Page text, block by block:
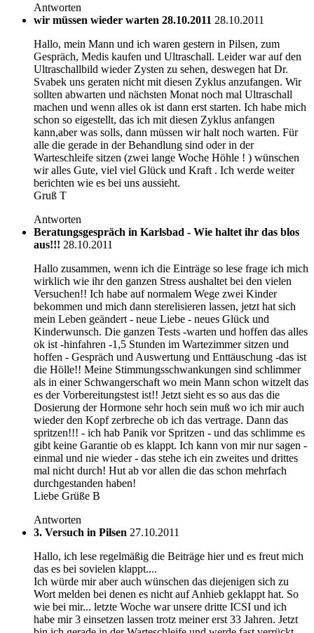
Antworten
wir müssen wieder warten 28.10.2011 28.10.2011
Hallo, mein Mann und ich waren gestern in Pilsen, zum
Gespräch, Medis kaufen und Ultraschall. Leider war auf den
Ultraschallbild wieder Zysten zu sehen, deswegen hat Dr.
Svabek uns geraten nicht mit diesen Zyklus anzufangen. Wir
sollten abwarten und nächsten Monat noch mal Ultraschall
machen und wenn alles ok ist dann erst starten. Ich habe mich
schon so eigestellt, das ich mit diesen Zyklus anfangen
kann,aber was solls, dann müssen wir halt noch warten. Für
alle die gerade in der Behandlung sind oder in der
Warteschleife sitzen (zwei lange Woche Höhle ! ) wünschen
wir alles Gute, viel viel Glück und Kraft . Ich werde weiter
berichten wie es bei uns aussieht.
Gruß T
Antworten
Beratungsgespräch in Karlsbad - Wie haltet ihr das blos
aus!!! 28.10.2011
Hallo zusammen, wenn ich die Einträge so lese frage ich mich
wirklich wie ihr den ganzen Stress aushaltet bei den vielen
Versuchen!! Ich habe auf normalem Wege zwei Kinder
bekommen und mich dann sterelisieren lassen, jetzt hat sich
mein Leben geändert - neue Liebe - neues Glück und
Kinderwunsch. Die ganzen Tests -warten und hoffen das alles
ok ist -hinfahren -1,5 Stunden im Wartezimmer sitzen und
hoffen - Gespräch und Auswertung und Enttäuschung -das ist
die Hölle!! Meine Stimmungsschwankungen sind schlimmer
als in einer Schwangerschaft wo mein Mann schon witzelt das
es der Vorbereitungstest ist!! Jetzt sieht es so aus das die
Dosierung der Hormone sehr hoch sein muß wo ich mir auch
wieder den Kopf zerbreche ob ich das vertrage. Dann das
spritzen!!! - ich hab Panik vor Spritzen - und das schlimme es
gibt keine Garantie ob es klappt. Ich kann von mir nur sagen -
einmal und nie wieder - das stehe ich ein zweites und drittes
mal nicht durch! Hut ab vor allen die das schon mehrfach
durchgestanden haben!
Liebe Grüße B
Antworten
3. Versuch in Pilsen 27.10.2011
Hallo, ich lese regelmäßig die Beiträge hier und es freut mich
das es bei sovielen klappt....
Ich würde mir aber auch wünschen das diejenigen sich zu
Wort melden bei denen es nicht auf Anhieb geklappt hat. So
wie bei mir... letzte Woche war unsere dritte ICSI und ich
habe mir 3 einsetzen lassen trotz meiner erst 33 Jahren. Jetzt